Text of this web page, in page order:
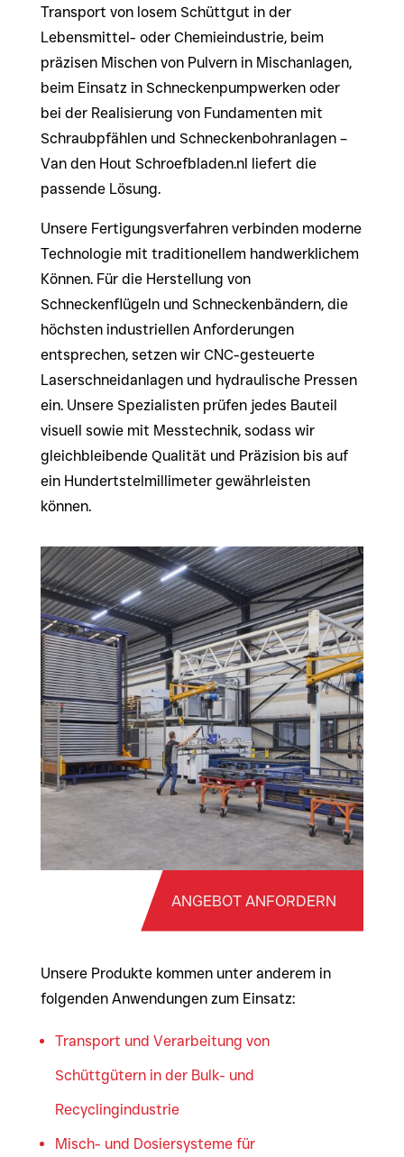
Transport von losem Schüttgut in der
Lebensmittel- oder Chemieindustrie, beim
präzisen Mischen von Pulvern in Mischanlagen,
beim Einsatz in Schneckenpumpwerken oder
bei der Realisierung von Fundamenten mit
Schraubpfählen und Schneckenbohranlagen –
Van den Hout Schroefbladen.nl liefert die
passende Lösung.
Unsere Fertigungsverfahren verbinden moderne
Technologie mit traditionellem handwerklichem
Können. Für die Herstellung von
Schneckenflügeln und Schneckenbändern, die
höchsten industriellen Anforderungen
entsprechen, setzen wir CNC-gesteuerte
Laserschneidanlagen und hydraulische Pressen
ein. Unsere Spezialisten prüfen jedes Bauteil
visuell sowie mit Messtechnik, sodass wir
gleichbleibende Qualität und Präzision bis auf
ein Hundertstelmillimeter gewährleisten
können.
ANGEBOT ANFORDERN
Unsere Produkte kommen unter anderem in
folgenden Anwendungen zum Einsatz:
Transport und Verarbeitung von
Schüttgütern in der Bulk- und
Recyclingindustrie
Misch- und Dosiersysteme für